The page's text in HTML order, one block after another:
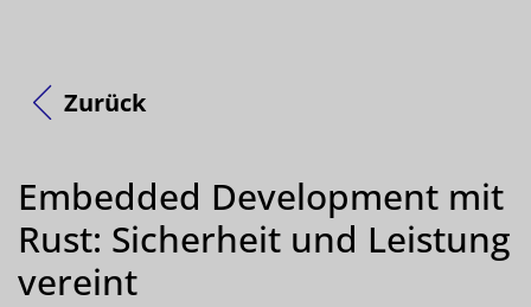
Zurück
Embedded Development mit
Rust: Sicherheit und Leistung
vereint